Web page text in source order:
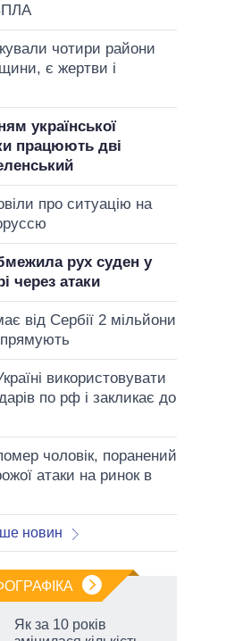
чотири райони
є жертви і
української
працюють дві
про ситуацію на
рух суден у
через атаки
від Сербії 2 мільйони
використовувати
по рф і закликає до
чоловік, поранений
атаки на ринок в
новин
Як за 10 років